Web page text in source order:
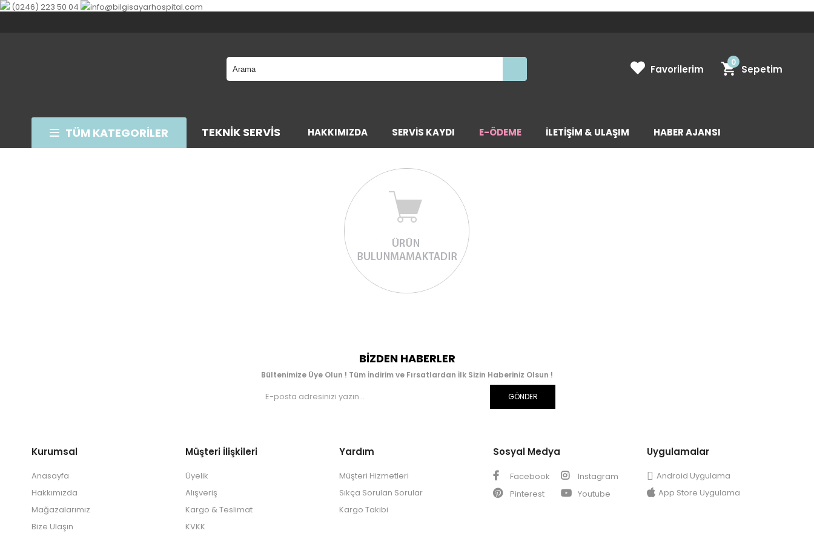
(0246) 223 50 04 info@bilgisayarhospital.com
Sepetim
0
TÜM KATEGORİLER TEKNIK SERVIS HAKKIMIZDA SERVİS KAYDI E-ÖDEME İLETİŞİM & ULAŞIM HABER AJANSI
Favorilerim
BIZDEN HABERLER
Bültenimize Üye Olun ! Tüm İndirim ve Fırsatlardan İlk Sizin Haberiniz Olsun !
GÖNDER
Kurumsal
Anasayfa
Hakkımızda
Mağazalarımız
Bize Ulaşın
Müşteri İlişkileri
Üyelik
Alışveriş
Kargo & Teslimat
KVKK
Yardım
Müşteri Hizmetleri
Sıkça Sorulan Sorular
Kargo Takibi
Sosyal Medya
Facebook
Instagram
Pinterest
Youtube
Uygulamalar
Android Uygulama
App Store Uygulama